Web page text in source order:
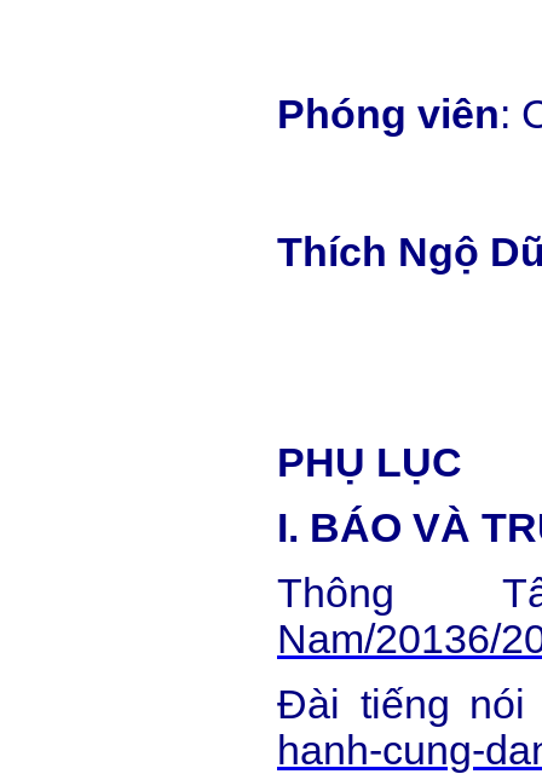
Phóng viên:
Thích Ngộ
PHỤ LỤC
I. BÁO VÀ
Thông
Nam/20136/
Đài tiếng nói
hanh-cung-